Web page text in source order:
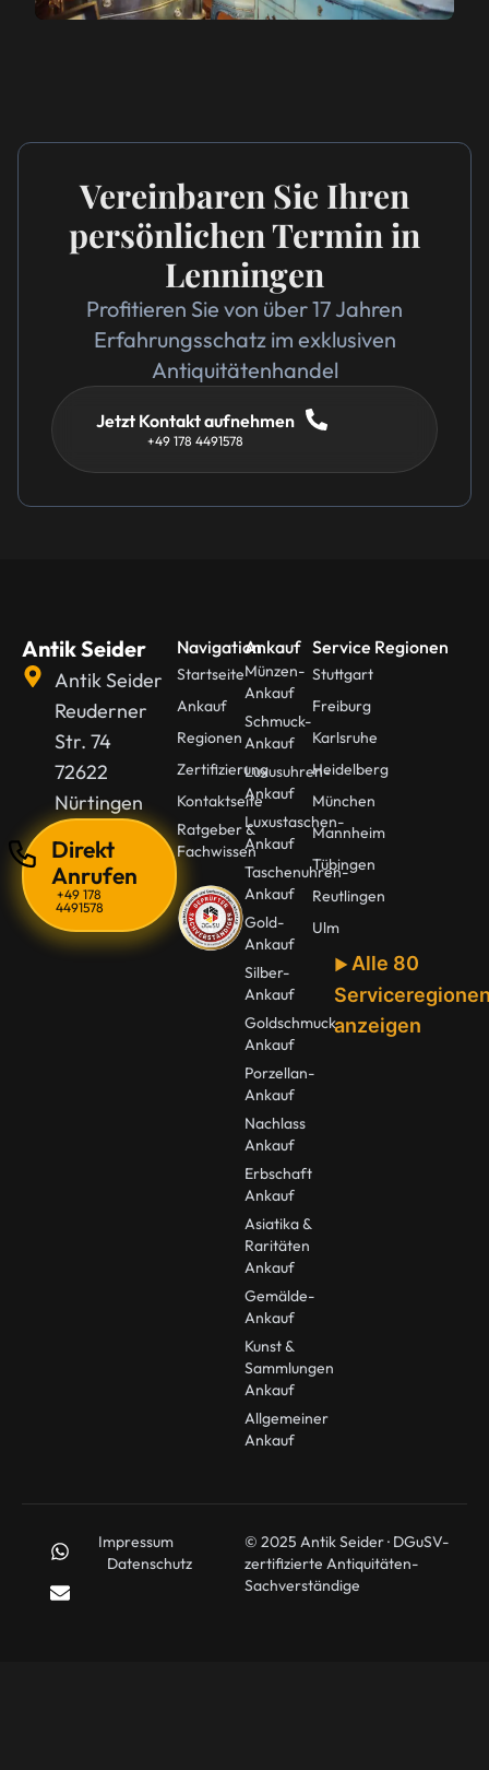
Vereinbaren Sie Ihren
persönlichen Termin in
Lenningen
Profitieren Sie von über 17 Jahren
Erfahrungsschatz im exklusiven
Antiquitätenhandel
Jetzt Kontakt aufnehmen
+49 178 4491578
Antik Seider
Antik Seider
Reuderner
Str. 74
72622
Nürtingen
Direkt
Anrufen
+49 178
4491578
Navigation
Startseite
Ankauf
Regionen
Zertifizierung
Kontaktseite
Ratgeber &
Fachwissen
Ankauf
Münzen-
Ankauf
Schmuck-
Ankauf
Luxusuhren-
Ankauf
Luxustaschen-
Ankauf
Taschenuhren-
Ankauf
Gold-
Ankauf
Silber-
Ankauf
Goldschmuck
Ankauf
Porzellan-
Ankauf
Nachlass
Ankauf
Erbschaft
Ankauf
Asiatika &
Raritäten
Ankauf
Gemälde-
Ankauf
Kunst &
Sammlungen
Ankauf
Allgemeiner
Ankauf
Service Regionen
Stuttgart
Freiburg
Karlsruhe
Heidelberg
München
Mannheim
Tübingen
Reutlingen
Ulm
Alle 80
anzeigen
Impressum
Datenschutz
© 2025 Antik Seider · DGuSV-
zertifizierte Antiquitäten-
Sachverständige